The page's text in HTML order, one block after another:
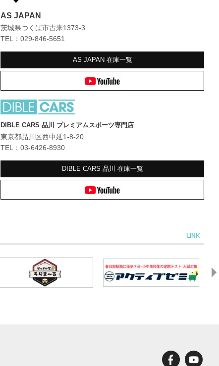
AS JAPAN
茨城県つくば市古来1373-3
TEL：029-846-5651
AS JAPAN 在庫一覧
DIBLE CARS 品川 プレミアムスポーツ専門店
東京都品川区西中延1-8-20
TEL：03-6426-8930
DIBLE CARS 品川 在庫一覧